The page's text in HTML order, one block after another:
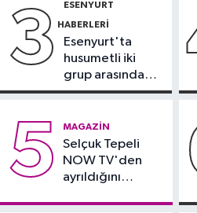
Yelken
sonuçları
operasyonu
3 ESENYURT
HABERLERI
Esenyurt'ta
husumetli iki
grup arasında
silahlı kavga
5 MAGAZIN
Selçuk Tepeli
NOW TV'den
ayrıldığını